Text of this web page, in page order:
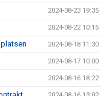
2024-08-23 19:35
2024-08-22 10:15
2024-08-18 11:30
2024-08-17 10:00
2024-08-16 18:22